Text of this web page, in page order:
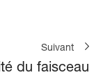
Suivant
du faisceau